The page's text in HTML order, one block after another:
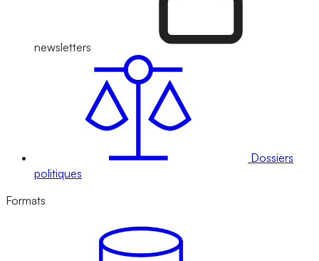
newsletters
Dossiers
politiques
Formats